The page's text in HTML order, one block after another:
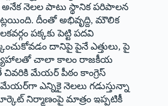
నెలల పాటు స్థానిక పరిపాలన
దీంతో అభివృద్ది, మౌలిక
పక్కకు పెట్టి పదవి
దానిపై పైనే ఎత్తులు, పై
చాలా కాలం రాజకీయ
మేయర్‌ ‌పీఠం కాంగ్రెస్‌
ఎన్నికై నెలలు గడుస్తున్నా
‌నిర్మాణంపై మాత్రం ఇప్పటికీ